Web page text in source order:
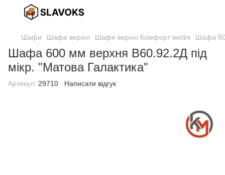
Шафи Шафи верхні Шафи верхні Комфорт меблі Шафа
Шафа 600 мм верхня В60.92.2Д під
мікр. "Матова Галактика"
Артикул: 29710 Написати відгук